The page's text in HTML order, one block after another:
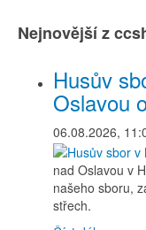
Nejnovější z
Husův
Oslavou
06.08.2026,
nad Oslavou v
našeho sboru,
střech.